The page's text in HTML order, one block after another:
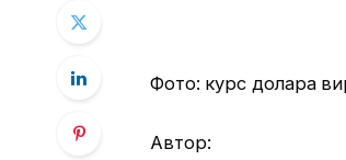
Фото: курс долара
Автор: